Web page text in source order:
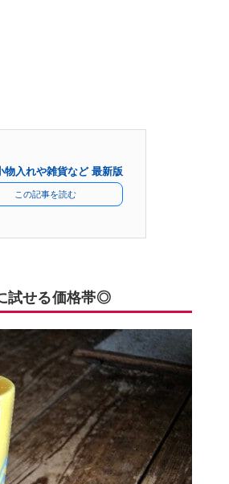
物入れや雑貨など 最新版
この記事を読む
試せる価格帯◎